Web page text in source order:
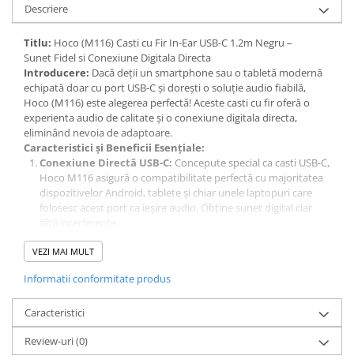
Descriere
Titlu: Hoco (M116) Casti cu Fir In-Ear USB-C 1.2m Negru –
Sunet Fidel si Conexiune Digitala Directa
Introducere: Dacă deții un smartphone sau o tabletă modernă
echipată doar cu port USB-C și dorești o soluție audio fiabilă,
Hoco (M116) este alegerea perfectă! Aceste casti cu fir oferă o
experienta audio de calitate și o conexiune digitala directa,
eliminând nevoia de adaptoare.
Caracteristici și Beneficii Esențiale:
Conexiune Directă USB-C: Concepute special ca casti USB-C,
Hoco M116 asigură o compatibilitate perfectă cu majoritatea
dispozitivelor Android, tablete și chiar unele laptopuri care
folosesc acest port ca ieșire audio. Obține sunet digital clar
Design In-Ear Ergonomic:
se fixează confortabil și sigur în ureche, izolând eficient
apeluri lungi.
Microfon Integrat și Control pe Fir:Echipate cu un
microfon de ıˆnalta˘ sensibilitate, acestea sunt perfecte pentru
apeluri hands-free și conferințe video. Controlul integrat pe fir
permite gestionarea muzicii și a apelurilor cu ușurință.
Cablu Lung de 1.2 Metri:Cablul de 1.2m îți oferă suficientă
VEZI MAI MULT
Informatii conformitate produs
Caracteristici
Review-uri(0)